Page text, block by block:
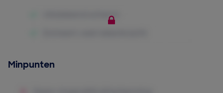
Minpunten